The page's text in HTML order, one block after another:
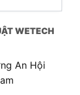
WETECH
An Hội